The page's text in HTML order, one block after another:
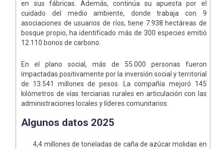
en sus fábricas. Además, continúa su apuesta por el
cuidado del medio ambiente, donde trabaja con 9
asociaciones de usuarios de ríos, tiene 7.938 hectáreas de
bosque propio, ha identificado más de 300 especies emitió
12.110 bonos de carbono.
En el plano social, más de 55.000 personas fueron
impactadas positivamente por la inversión social y territorial
de 13.541 millones de pesos. La compañía mejoró 145
kilómetros de vías terciarias rurales en articulación con las
administraciones locales y líderes comunitarios.
Algunos datos 2025
4,4 millones de toneladas de caña de azúcar molidas en